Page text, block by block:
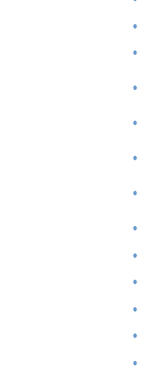
•
•
•
•
•
•
•
•
•
•
•
•